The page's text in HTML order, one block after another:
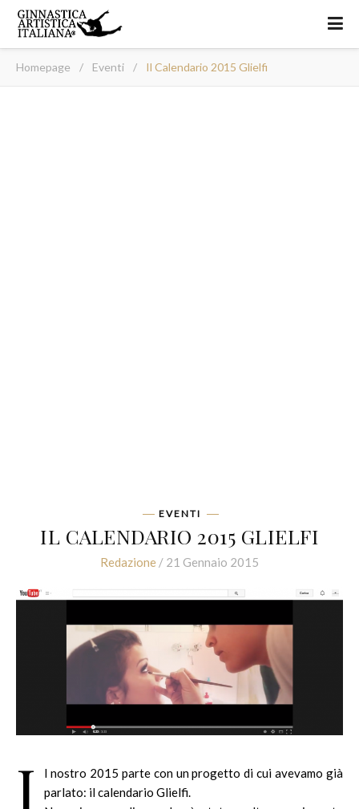
Homepage / Eventi / Il Calendario 2015 Glielfi
EVENTI
IL CALENDARIO 2015 GLIELFI
Redazione / 21 Gennaio 2015
I
l nostro 2015 parte con un progetto di cui avevamo già
parlato: il calendario Glielfi.